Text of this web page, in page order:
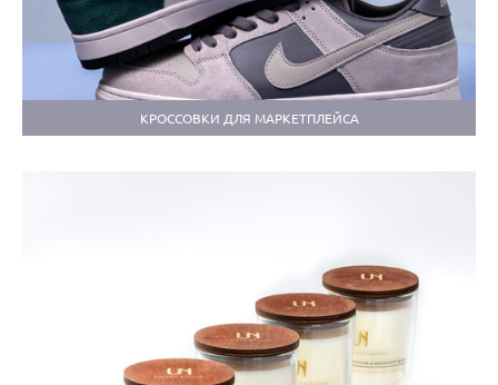
КРОССОВКИ ДЛЯ МАРКЕТПЛЕЙСА